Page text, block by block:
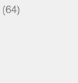
(64)